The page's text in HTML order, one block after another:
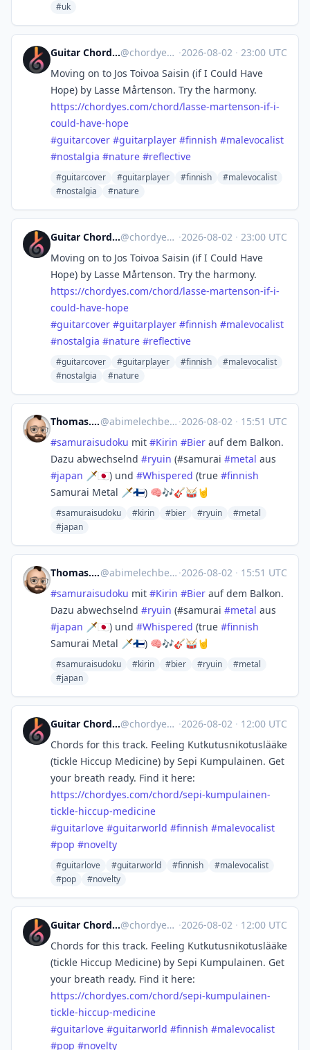
#uk
Guitar Chords & Lyrics | Chordyes@chordyes@mastodon.social ·2026-08-02 · 23:00 UTC
Moving on to Jos Toivoa Saisin (if I Could Have
Hope) by Lasse Mårtenson. Try the harmony.
https://chordyes.com/chord/lasse-martenson-if-i-
could-have-hope
#guitarcover #guitarplayer #finnish #malevocalist
#nostalgia #nature #reflective
#guitarcover #guitarplayer #finnish
#malevocalist
#nostalgia
#nature
Guitar Chords & Lyrics | Chordyes@chordyes@mastodon.social ·2026-08-02 · 23:00 UTC
Moving on to Jos Toivoa Saisin (if I Could Have
Hope) by Lasse Mårtenson. Try the harmony.
https://chordyes.com/chord/lasse-martenson-if-i-
could-have-hope
#guitarcover #guitarplayer #finnish #malevocalist
#nostalgia #nature #reflective
#guitarcover #guitarplayer #finnish
#malevocalist
#nostalgia
#nature
Thomas. 🐧🇩🇪| wörk ™️@abimelechbeutelbilch@fulda.social ·2026-08-02 · 15:51 UTC
#samuraisudoku mit #Kirin #Bier auf dem Balkon.
Dazu abwechselnd #ryuin (#samurai #metal aus
#japan 🗡️🇯🇵) und #Whispered (true #finnish
Samurai Metal 🗡️🇫🇮) 🧠🎶🎸🥁🤘
#samuraisudoku #kirin #bier #ryuin
#metal
#japan
Thomas. 🐧🇩🇪| wörk ™️@abimelechbeutelbilch@fulda.social ·2026-08-02 · 15:51 UTC
#samuraisudoku mit #Kirin #Bier auf dem Balkon.
Dazu abwechselnd #ryuin (#samurai #metal aus
#japan 🗡️🇯🇵) und #Whispered (true #finnish
Samurai Metal 🗡️🇫🇮) 🧠🎶🎸🥁🤘
#samuraisudoku #kirin #bier #ryuin
#metal
#japan
Guitar Chords & Lyrics | Chordyes@chordyes@mastodon.social ·2026-08-02 · 12:00 UTC
Chords for this track. Feeling Kutkutusnikotuslääke
(tickle Hiccup Medicine) by Sepi Kumpulainen. Get
your breath ready. Find it here:
https://chordyes.com/chord/sepi-kumpulainen-
tickle-hiccup-medicine
#guitarlove #guitarworld #finnish #malevocalist
#pop #novelty
#guitarlove #guitarworld #finnish
#malevocalist
#pop
#novelty
Guitar Chords & Lyrics | Chordyes@chordyes@mastodon.social ·2026-08-02 · 12:00 UTC
Chords for this track. Feeling Kutkutusnikotuslääke
(tickle Hiccup Medicine) by Sepi Kumpulainen. Get
your breath ready. Find it here:
https://chordyes.com/chord/sepi-kumpulainen-
tickle-hiccup-medicine
#guitarlove #guitarworld #finnish #malevocalist
#pop #novelty